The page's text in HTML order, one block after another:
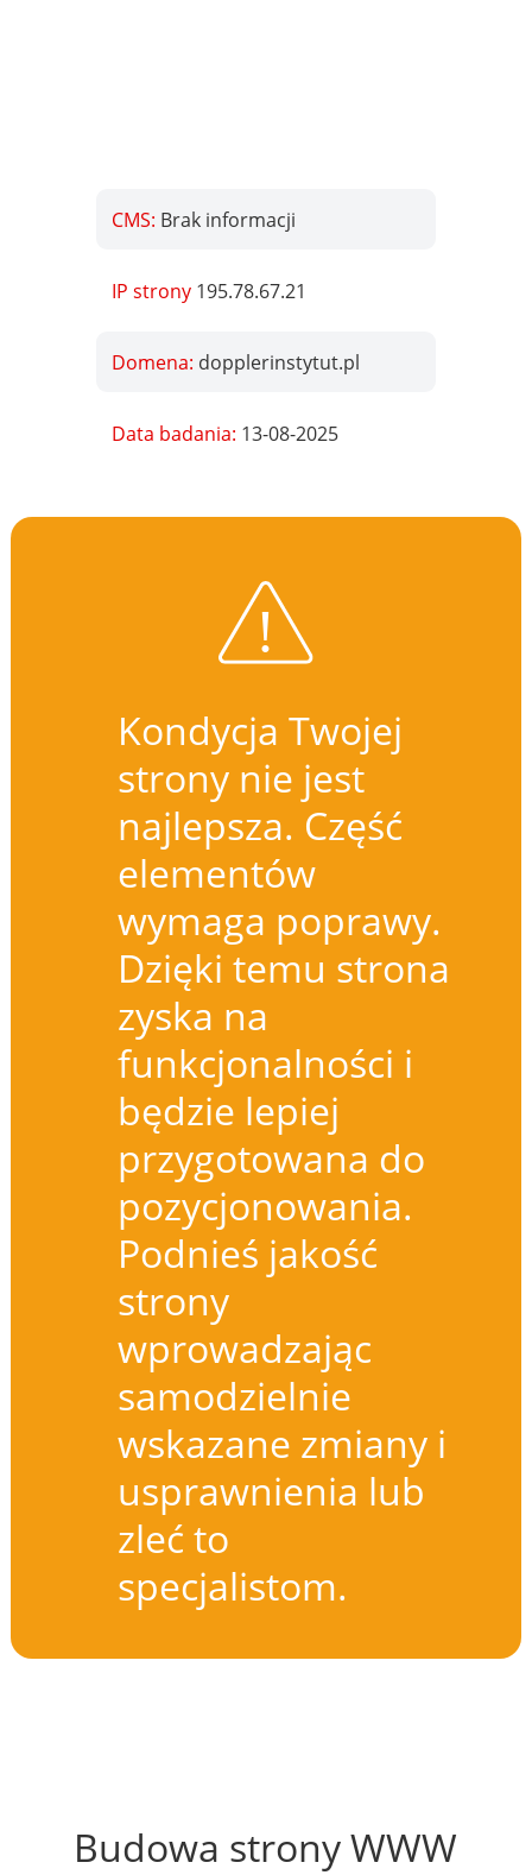
CMS: Brak informacji
IP strony 195.78.67.21
Domena: dopplerinstytut.pl
Data badania: 13-08-2025
Kondycja Twojej
strony nie jest
najlepsza. Część
elementów
wymaga poprawy.
Dzięki temu strona
zyska na
funkcjonalności i
będzie lepiej
przygotowana do
pozycjonowania.
Podnieś jakość
strony
wprowadzając
samodzielnie
wskazane zmiany i
usprawnienia lub
zleć to
specjalistom.
Budowa strony WWW